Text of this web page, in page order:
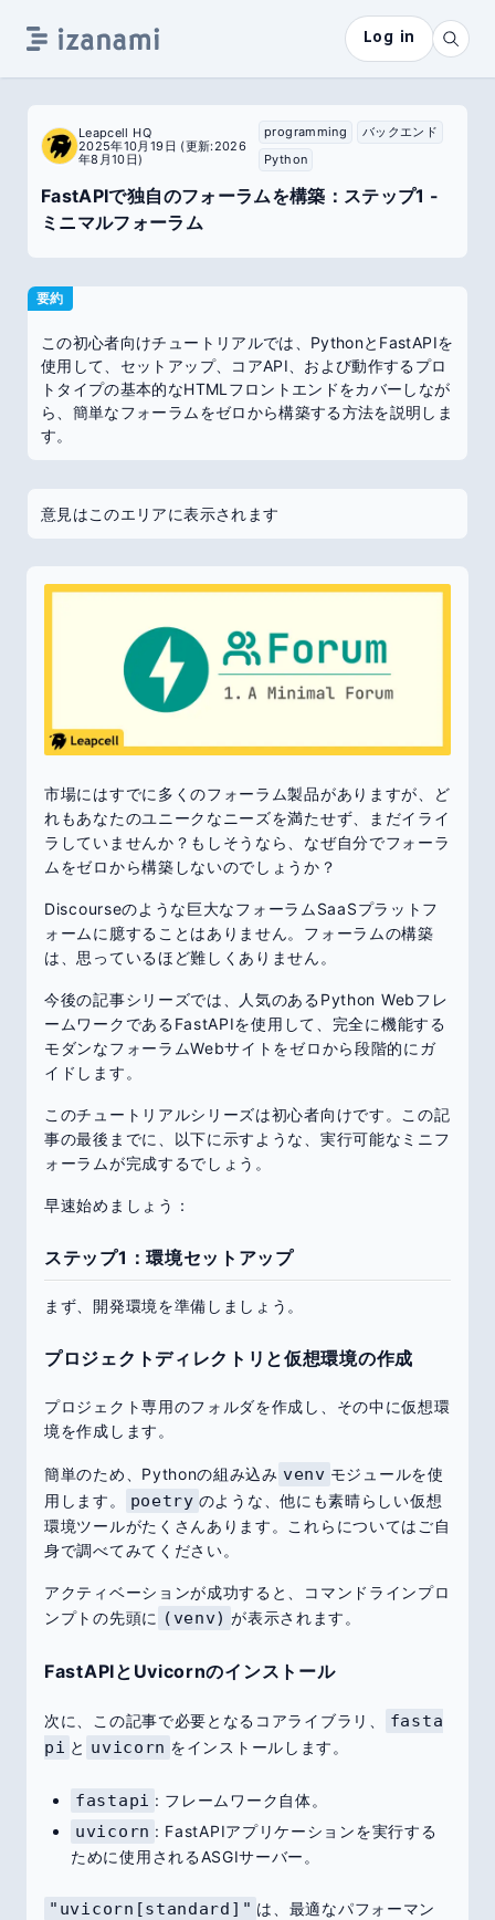
Log in
Leapcell HQ
2025年10月19日 (更新:2026
年8月10日)
programming
バックエンド
Python
FastAPIで独自のフォーラムを構築：ステップ1 -
ミニマルフォーラム
要約
この初心者向けチュートリアルでは、PythonとFastAPIを
使用して、セットアップ、コアAPI、および動作するプロ
トタイプの基本的なHTMLフロントエンドをカバーしなが
ら、簡単なフォーラムをゼロから構築する方法を説明しま
す。
意見はこのエリアに表示されます
市場にはすでに多くのフォーラム製品がありますが、ど
れもあなたのユニークなニーズを満たせず、まだイライ
ラしていませんか？もしそうなら、なぜ自分でフォーラ
ムをゼロから構築しないのでしょうか？
Discourseのような巨大なフォーラムSaaSプラットフ
ォームに臆することはありません。フォーラムの構築
は、思っているほど難しくありません。
今後の記事シリーズでは、人気のあるPython Webフレ
ームワークであるFastAPIを使用して、完全に機能する
モダンなフォーラムWebサイトをゼロから段階的にガ
イドします。
このチュートリアルシリーズは初心者向けです。この記
事の最後までに、以下に示すような、実行可能なミニフ
ォーラムが完成するでしょう。
早速始めましょう：
ステップ1：環境セットアップ
まず、開発環境を準備しましょう。
プロジェクトディレクトリと仮想環境の作成
プロジェクト専用のフォルダを作成し、その中に仮想環
境を作成します。
簡単のため、Pythonの組み込み venv モジュールを使
用します。
poetry のような、他にも素晴らしい仮想
環境ツールがたくさんあります。これらについてはご自
身で調べてみてください。
アクティベーションが成功すると、コマンドラインプロ
ンプトの先頭に (venv) が表示されます。
FastAPIとUvicornのインストール
次に、この記事で必要となるコアライブラリ、
fasta
pi と uvicorn をインストールします。
fastapi : フレームワーク自体。
uvicorn : FastAPIアプリケーションを実行する
ために使用されるASGIサーバー。
"uvicorn[standard]" は、最適なパフォーマン